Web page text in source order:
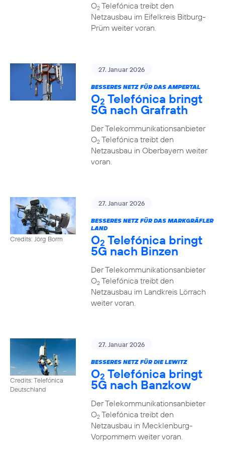
O2Telefónica treibt den
Netzausbau im Eifelkreis Bitburg-
Prüm weiter voran.
27. Januar 2026
BESSERES NETZ FÜR DAS AMPERTAL
O2 Telefónica bringt
5G nach Grafrath
Der Telekommunikationsanbieter
O2Telefónica treibt den
Netzausbau in Oberbayern weiter
voran.
Credits: Jörg Borm
27. Januar 2026
BESSERES NETZ FÜR DAS MARKGRÄFLER
LAND
O2 Telefónica bringt
5G nach Binzen
Der Telekommunikationsanbieter
O2Telefónica treibt den
Netzausbau im Landkreis Lörrach
weiter voran.
Credits: Telefónica
Deutschland
27. Januar 2026
BESSERES NETZ FÜR DIE LEWITZ
O2 Telefónica bringt
5G nach Banzkow
Der Telekommunikationsanbieter
O2Telefónica treibt den
Netzausbau in Mecklenburg-
Vorpommern weiter voran.